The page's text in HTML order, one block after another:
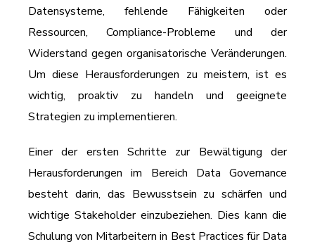
Datensysteme, fehlende Fähigkeiten oder
Ressourcen, Compliance-Probleme und der
Widerstand gegen organisatorische Veränderungen.
Um diese Herausforderungen zu meistern, ist es
wichtig, proaktiv zu handeln und geeignete
Strategien zu implementieren.
Einer der ersten Schritte zur Bewältigung der
Herausforderungen im Bereich Data Governance
besteht darin, das Bewusstsein zu schärfen und
wichtige Stakeholder einzubeziehen. Dies kann die
Schulung von Mitarbeitern in Best Practices für Data